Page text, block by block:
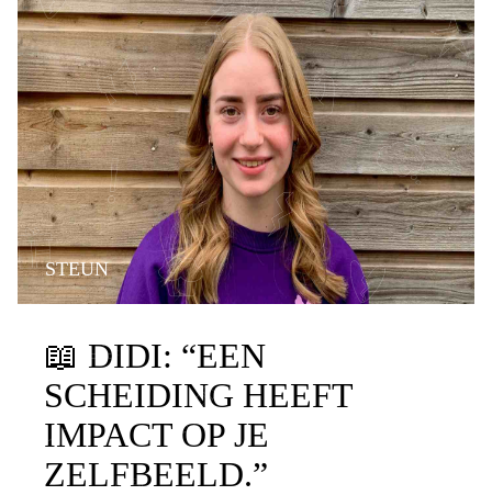
STEUN
📖 DIDI: “EEN
SCHEIDING HEEFT
IMPACT OP JE
ZELFBEELD.”